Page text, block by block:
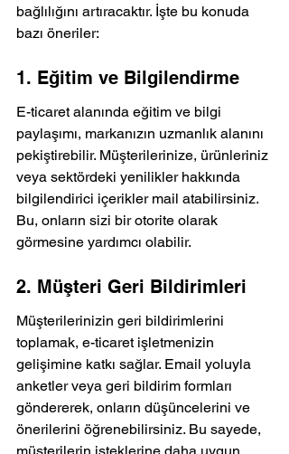
bağlılığını artıracaktır. İşte bu konuda
bazı öneriler:
1. Eğitim ve Bilgilendirme
E-ticaret alanında eğitim ve bilgi
paylaşımı, markanızın uzmanlık alanını
pekiştirebilir. Müşterilerinize, ürünleriniz
veya sektördeki yenilikler hakkında
bilgilendirici içerikler mail atabilirsiniz.
Bu, onların sizi bir otorite olarak
görmesine yardımcı olabilir.
2. Müşteri Geri Bildirimleri
Müşterilerinizin geri bildirimlerini
toplamak, e-ticaret işletmenizin
gelişimine katkı sağlar. Email yoluyla
anketler veya geri bildirim formları
göndererek, onların düşüncelerini ve
önerilerini öğrenebilirsiniz. Bu sayede,